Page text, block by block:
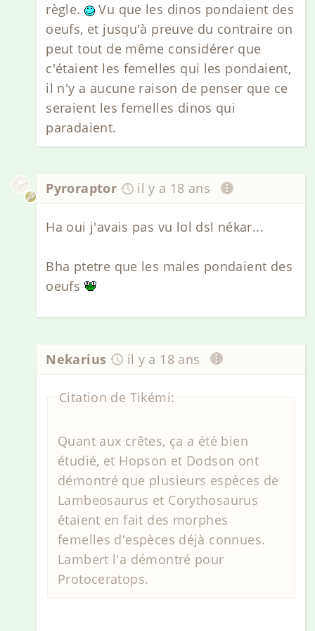
règle.
Vu que les dinos pondaient des
oeufs, et jusqu'à preuve du contraire on
peut tout de même considérer que
c'étaient les femelles qui les pondaient,
il n'y a aucune raison de penser que ce
seraient les femelles dinos qui
paradaient.
Pyroraptor il y a 18 ans
Ha oui j'avais pas vu lol dsl nékar...
Bha ptetre que les males pondaient des
oeufs
Nekarius il y a 18 ans
Citation de Tikémi:
Quant aux crêtes, ça a été bien
étudié, et Hopson et Dodson ont
démontré que plusieurs espèces de
Lambeosaurus et Corythosaurus
étaient en fait des morphes
femelles d'espèces déjà connues.
Lambert l'a démontré pour
Protoceratops.